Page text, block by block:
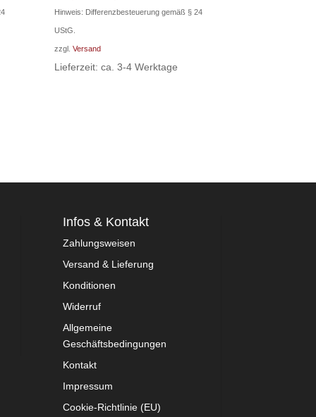
Preis
220,00 €
Preis
Hinweis: Differenzbesteuerung gemäß § 24
UStG.
zzgl. Versand
Lieferzeit: ca. 3-4 Werktage
Infos & Kontakt
Zahlungsweisen
Versand & Lieferung
Konditionen
Widerruf
Allgemeine
Geschäftsbedingungen
Kontakt
Impressum
Cookie-Richtlinie (EU)